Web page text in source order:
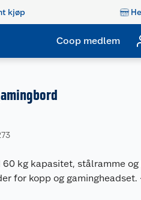
kjøp
Coop medlem
60 kg kapasitet, stålramme
for kopp og gamingheadset.